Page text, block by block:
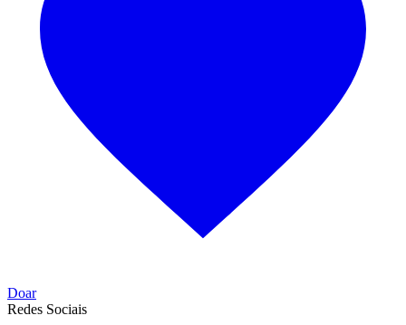
Doar
Redes Sociais